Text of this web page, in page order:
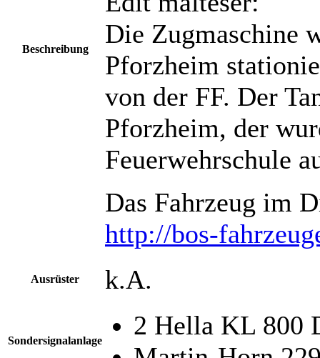
Beschreibung
Die Zugmaschine
Pforzheim
von der FF. Der
Pforzheim, der
Feuerwehrschule
Das Fahrzeug im
http://bos-
Ausrüster k.A.
Sondersignalanlage
2 Hella KL 800